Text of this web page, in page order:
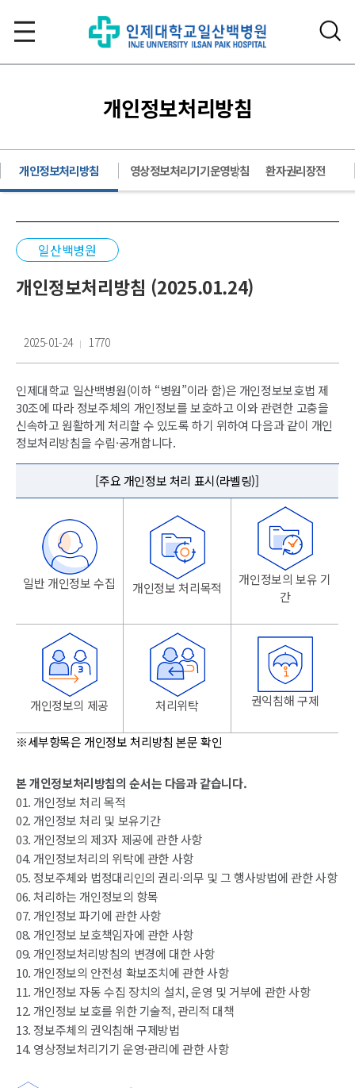
개인정보처리방침
개인정보처리방침 영상정보처리기기운영방침 환자권리장전
일산백병원
개인정보처리방침 (2025.01.24)
2025-01-24 1770
인제대학교 일산백병원(이하 “병원”이라 함)은 개인정보보호법 제
30조에 따라 정보주체의 개인정보를 보호하고 이와 관련한 고충을
신속하고 원활하게 처리할 수 있도록 하기 위하여 다음과 같이 개인
정보처리방침을 수립·공개합니다.
[주요 개인정보 처리 표시(라벨링)]
일반 개인정보 수집 개인정보 처리목적
개인정보의 보유 기
간
개인정보의 제공 처리위탁 권익침해 구제
※세부항목은 개인정보 처리방침 본문 확인
본 개인정보처리방침의 순서는 다음과 같습니다.
01. 개인정보 처리 목적
02. 개인정보 처리 및 보유기간
03. 개인정보의 제3자 제공에 관한 사항
04. 개인정보처리의 위탁에 관한 사항
05. 정보주체와 법정대리인의 권리·의무 및 그 행사방법에 관한 사항
06. 처리하는 개인정보의 항목
07. 개인정보 파기에 관한 사항
08. 개인정보 보호책임자에 관한 사항
09. 개인정보처리방침의 변경에 대한 사항
10. 개인정보의 안전성 확보조치에 관한 사항
11. 개인정보 자동 수집 장치의 설치, 운영 및 거부에 관한 사항
12. 개인정보 보호를 위한 기술적, 관리적 대책
13. 정보주체의 권익침해 구제방법
14. 영상정보처리기기 운영·관리에 관한 사항